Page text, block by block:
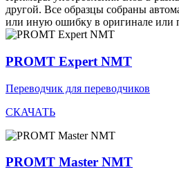
другой. Все образцы собраны
или иную ошибку в оригинале или
PROMT Expert NMT
Переводчик для переводчиков
СКАЧАТЬ
PROMT Master NMT